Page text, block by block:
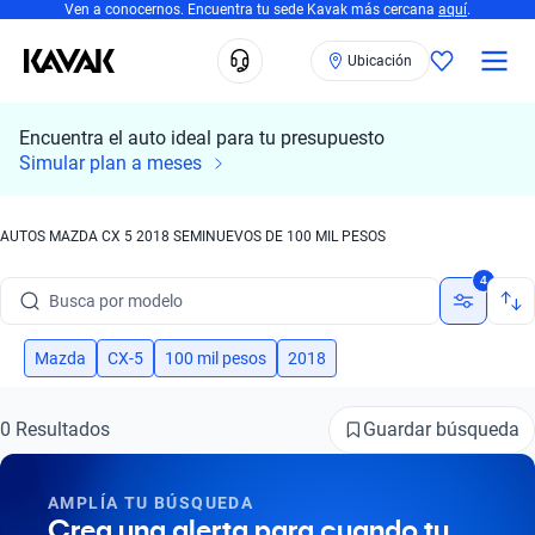
Ven a conocernos. Encuentra tu sede Kavak más cercana aquí.
Ubicación
Encuentra el auto ideal para tu presupuesto
Simular plan a meses
AUTOS MAZDA CX 5 2018 SEMINUEVOS DE 100 MIL PESOS
Busca por modelo
Busca por versión
Busca por marca
Busca por modelo
4
Mazda CX-5 100 mil pesos 2018
0 Resultados Guardar búsqueda
AMPLÍA TU BÚSQUEDA